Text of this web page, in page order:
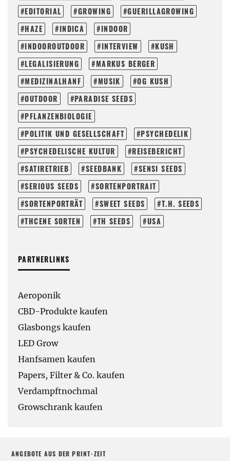
EDITORIAL
GROWING
GUERILLAGROWING
HAZE
INDICA
INDOOR
INDOOROUTDOOR
INTERVIEW
KUSH
LEGALISIERUNG
MARKUS BERGER
MEDIZINALHANF
MUSIK
OG KUSH
OUTDOOR
PARADISE SEEDS
PFLANZENBIOLOGIE
POLITIK UND GESELLSCHAFT
PSYCHEDELIK
PSYCHEDELISCHE KULTUR
REISEBERICHT
SATIRETRIEB
SEEDBANK
SENSI SEEDS
SERIOUS SEEDS
SORTENPORTRAIT
SORTENPORTRÄT
SWEET SEEDS
T.H. SEEDS
THCENE SORTEN
TH SEEDS USA
PARTNERLINKS
Aeroponik
CBD-Produkte kaufen
Glasbongs kaufen
LED Grow
Hanfsamen kaufen
Papers, Filter & Co. kaufen
Verdampftnochmal
Growschrank kaufen
ANGEBOTE AUS DER PRINT-ZEIT